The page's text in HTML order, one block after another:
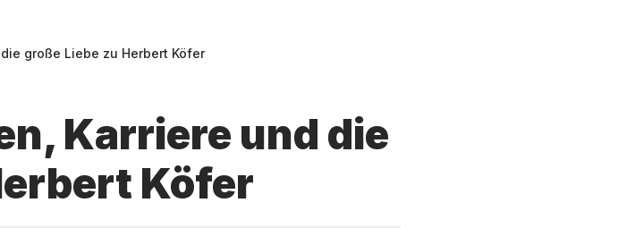
große Liebe zu Herbert Köfer
Karriere und die
Köfer